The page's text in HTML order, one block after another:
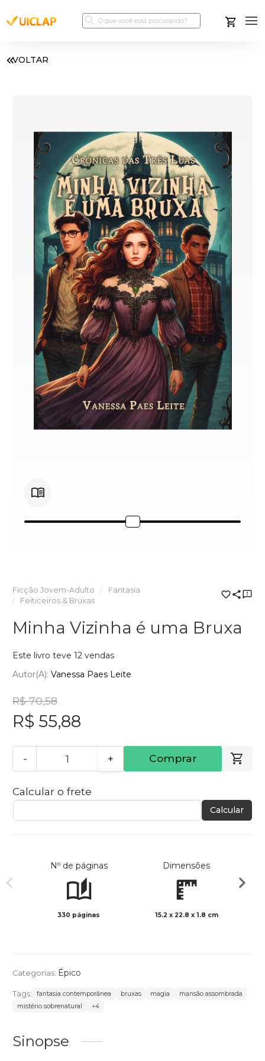
VOLTAR
Ficção Jovem-Adulto
Fantasia
Feiticeiros & Bruxas
Minha Vizinha é uma Bruxa
Este livro teve 12 vendas
Autor(a): Vanessa Paes Leite
R$ 70,58
R$ 55,88
- + Comprar
Calcular o frete
Calcular
Nº de páginas
330 páginas
Dimensões
15.2 x 22.8 x 1.8 cm
Categorias: Épico
Tags: fantasia contemporânea bruxas magia
mansão assombrada
mistério sobrenatural
+4
Sinopse